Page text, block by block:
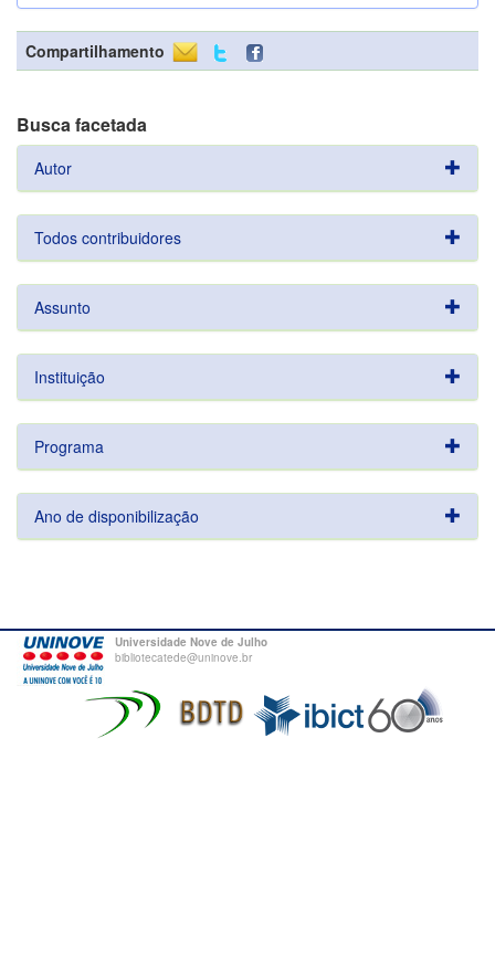
Compartilhamento
Busca facetada
Autor
Todos contribuidores
Assunto
Instituição
Programa
Ano de disponibilização
Universidade Nove de Julho
bibliotecatede@uninove.br